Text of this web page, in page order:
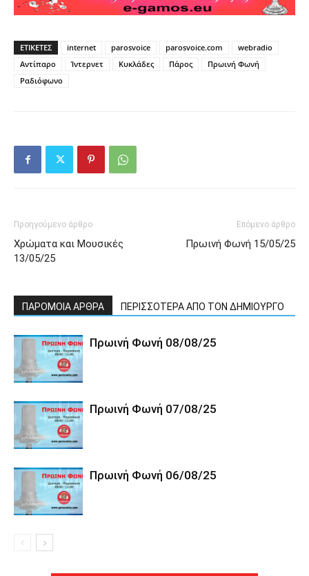
ΕΤΙΚΕΤΕΣ internet parosvoice parosvoice.com
webradio
Αντίπαρο
Ίντερνετ Κυκλάδες Πάρος
Πρωινή Φωνή
Ραδιόφωνο
Προηγούμενο άρθρο
Χρώματα και Μουσικές
13/05/25
Επόμενο άρθρο
Πρωινή Φωνή 15/05/25
ΠΑΡΟΜΟΙΑ ΑΡΘΡΑ ΠΕΡΙΣΣΟΤΕΡΑ ΑΠΟ ΤΟΝ ΔΗΜΙΟΥΡΓΟ
Πρωινή Φωνή 08/08/25
Πρωινή Φωνή 07/08/25
Πρωινή Φωνή 06/08/25